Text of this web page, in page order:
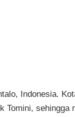
Indonesia.
Tomini, sehingga